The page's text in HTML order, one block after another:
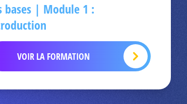
bases | Module 1 :
VOIR LA FORMATION